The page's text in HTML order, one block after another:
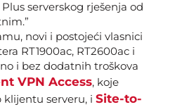
serverskog rješenja od
novi i postojeći vlasnici
RT1900ac, RT2600ac i
i bez dodatnih troškova
VPN Access, koje
serveru, i Site-to-